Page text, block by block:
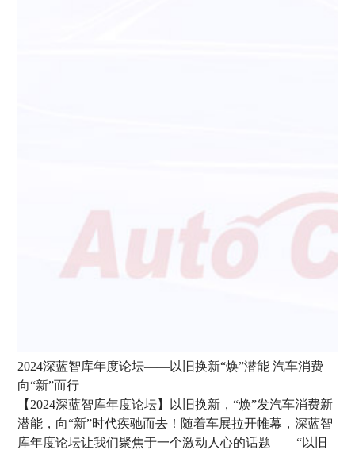
2024深蓝智库年度论坛——以旧换新“焕”潜能 汽车消费
向“新”而行
【2024深蓝智库年度论坛】以旧换新，“焕”发汽车消费新
潜能，向“新”时代疾驰而去！随着车展拉开帷幕，深蓝智
库年度论坛让我们聚焦于一个激动人心的话题——“以旧